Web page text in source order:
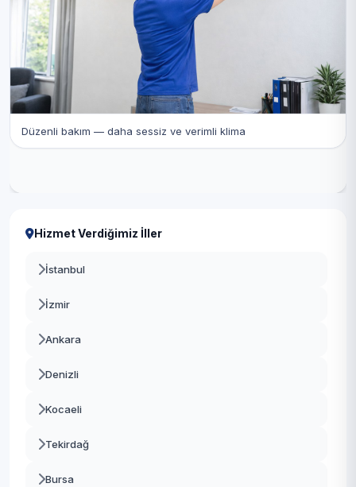
Düzenli bakım — daha sessiz ve verimli klima
Hizmet Verdiğimiz İller
İstanbul
İzmir
Ankara
Denizli
Kocaeli
Tekirdağ
Bursa